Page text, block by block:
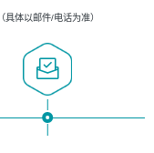
（具体以邮件/电话为准）